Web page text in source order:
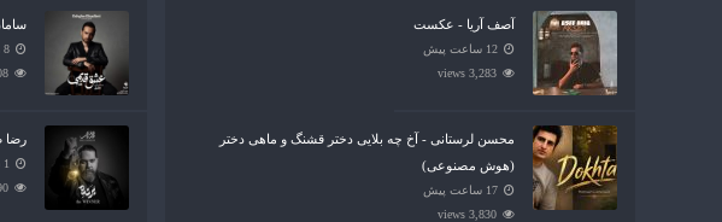
آصف آریا - عکست
12 ساعت پیش
3,283 views
محسن لرستانی - آخ چه بلایی دختر قشنگ و ماهی دختر
(هوش مصنوعی)
17 ساعت پیش
3,830 views
8 ماه پیش
رضا
1 سال پیش